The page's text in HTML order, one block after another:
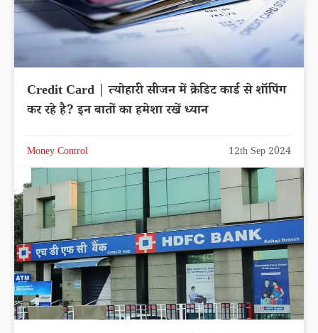
Credit Card | त्योहारी सीजन में क्रेडिट कार्ड से शॉपिंग
कर रहे है? इन बातों का हमेशा रखें ध्यान
Money Control 12th Sep 2024